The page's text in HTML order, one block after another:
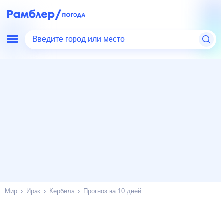
Введите город или место
Мир Ирак Кербела Прогноз на 10 дней